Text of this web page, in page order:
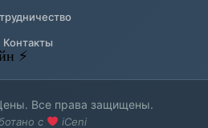
Контакты
Все права защищены.
с iCeni